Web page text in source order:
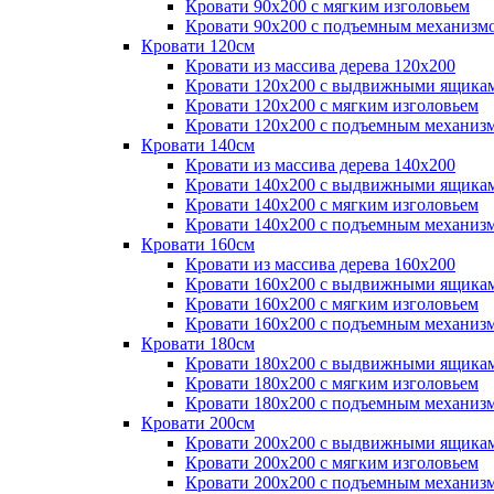
Кровати 90х200 с мягким изголовьем
Кровати 90х200 с подъемным
Кровати 120см
Кровати из массива дерева 120х200
Кровати 120х200 с выдвижными
Кровати 120х200 с мягким изголовьем
Кровати 120х200 с подъемным
Кровати 140см
Кровати из массива дерева 140х200
Кровати 140х200 с выдвижными
Кровати 140х200 с мягким изголовьем
Кровати 140х200 с подъемным
Кровати 160см
Кровати из массива дерева 160х200
Кровати 160х200 с выдвижными
Кровати 160х200 с мягким изголовьем
Кровати 160х200 с подъемным
Кровати 180см
Кровати 180х200 с выдвижными
Кровати 180х200 с мягким изголовьем
Кровати 180х200 с подъемным
Кровати 200см
Кровати 200х200 с выдвижными
Кровати 200х200 с мягким изголовьем
Кровати 200х200 с подъемным